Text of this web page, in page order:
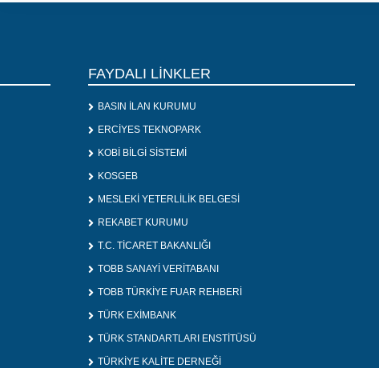
FAYDALI LİNKLER
BASIN İLAN KURUMU
ERCİYES TEKNOPARK
KOBİ BİLGİ SİSTEMİ
KOSGEB
MESLEKİ YETERLİLİK BELGESİ
REKABET KURUMU
T.C. TİCARET BAKANLIĞI
TOBB SANAYİ VERİTABANI
TOBB TÜRKİYE FUAR REHBERİ
TÜRK EXİMBANK
TÜRK STANDARTLARI ENSTİTÜSÜ
TÜRKİYE KALİTE DERNEĞİ